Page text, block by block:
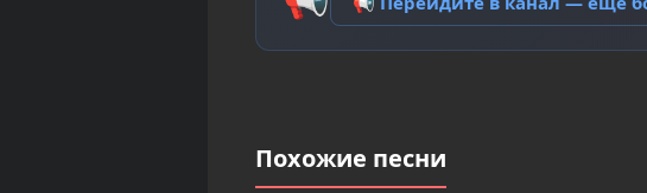
Похожие песни